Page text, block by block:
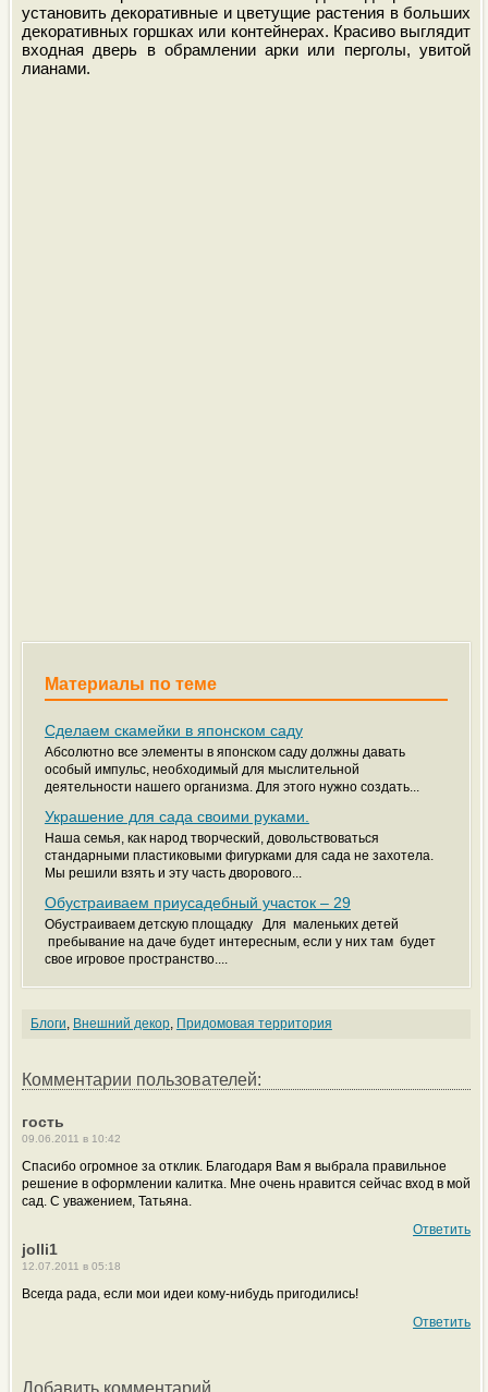
установить декоративные и цветущие растения в больших
декоративных горшках или контейнерах. Красиво выглядит
входная дверь в обрамлении арки или перголы, увитой
лианами.
Материалы по теме
Сделаем скамейки в японском саду
Абсолютно все элементы в японском саду должны давать
особый импульс, необходимый для мыслительной
деятельности нашего организма. Для этого нужно создать...
Украшение для сада своими руками.
Наша семья, как народ творческий, довольствоваться
стандарными пластиковыми фигурками для сада не захотела.
Мы решили взять и эту часть дворового...
Обустраиваем приусадебный участок – 29
Обустраиваем детскую площадку Для маленьких детей
пребывание на даче будет интересным, если у них там будет
свое игровое пространство....
Блоги, Внешний декор, Придомовая территория
Комментарии пользователей:
гость
09.06.2011 в 10:42
Спасибо огромное за отклик. Благодаря Вам я выбрала правильное
решение в оформлении калитка. Мне очень нравится сейчас вход в мой
сад. С уважением, Татьяна.
Ответить
jolli1
12.07.2011 в 05:18
Всегда рада, если мои идеи кому-нибудь пригодились!
Ответить
Добавить комментарий